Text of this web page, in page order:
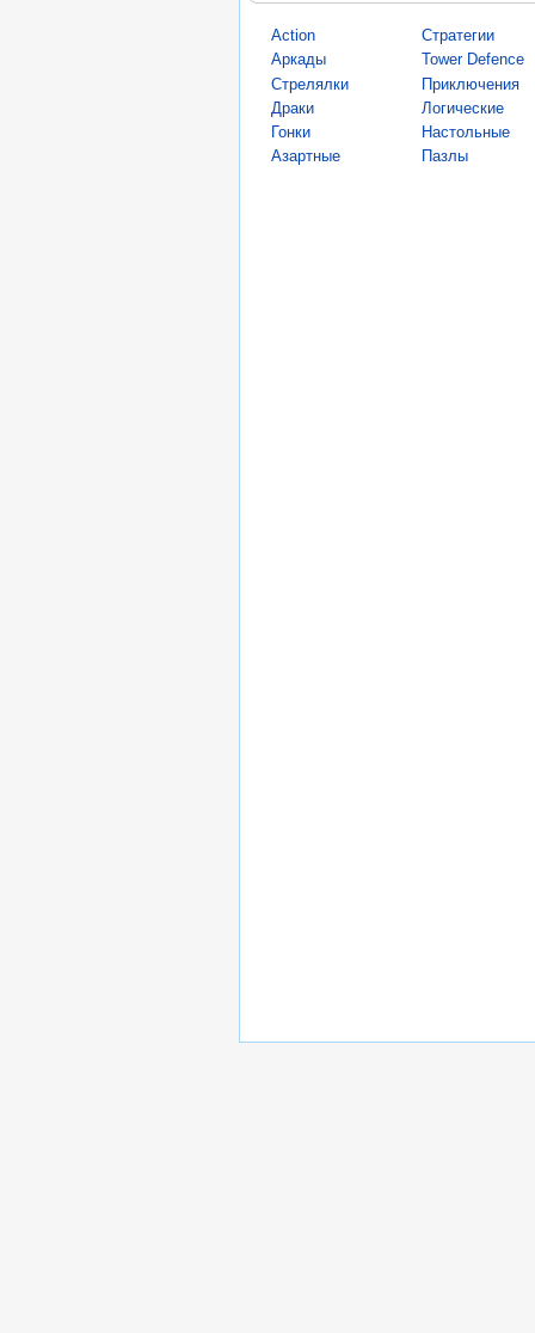
Action
Аркады
Стрелялки
Драки
Гонки
Азартные
Стратегии
Tower Defence
Приключения
Логические
Настольные
Пазлы